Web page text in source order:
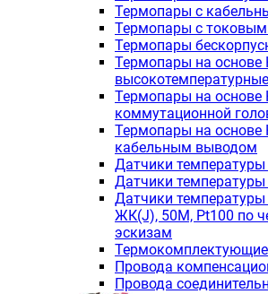
Термопары с
Термопары с
Термопары
Термопары на
высокотемпературные
Термопары на
коммутационной
Термопары на
кабельным выводом
Датчики температуры
Датчики температуры
Датчики температуры
ЖК(J), 50М, Pt100 по
эскизам
Термокомплектующие
Провода
Провода